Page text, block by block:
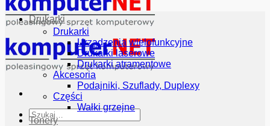
Szukaj:
Drukarki
Drukarki
Urządzenia wielofunkcyjne
Drukarki laserowe
Drukarki atramentowe
Akcesoria
Podajniki, Szuflady, Duplexy
Części
Wałki grzejne
Tonery